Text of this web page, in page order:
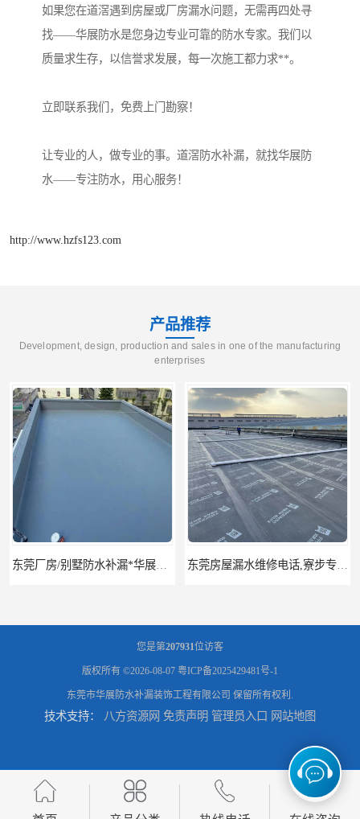
如果您在道滘遇到房屋或厂房漏水问题，无需再四处寻
找——华展防水是您身边专业可靠的防水专家。我们以
质量求生存，以信誉求发展，每一次施工都力求**。
立即联系我们，免费上门勘察！
让专业的人，做专业的事。道滘防水补漏，就找华展防
水——专注防水，用心服务！
http://www.hzfs123.com
产品推荐
Development, design, production and sales in one of the manufacturing
enterprises
东莞厚街厂房防水补漏-楼面-铁皮房-卫生间-外墙漏水维修 东莞厚街专业厂房防水补漏选华展防水，质量好不复漏，省钱省力更省心
您是第207931位访客
版权所有 ©2026-08-07 粤ICP备2025429481号-1
东莞市华展防水补漏装饰工程有限公司 保留所有权利.
技术支持： 八方资源网 免责声明 管理员入口 网站地图